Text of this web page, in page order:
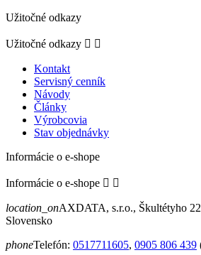
Užitočné odkazy
Užitočné odkazy  
Kontakt
Servisný cenník
Návody
Články
Výrobcovia
Stav objednávky
Informácie o e-shope
Informácie o e-shope  
location_onAXDATA, s.r.o., Škultétyho
Slovensko
phoneTelefón: 0517711605, 0905 806 439